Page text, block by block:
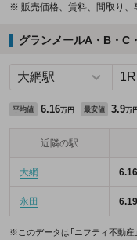
※ 販売価格、賃料、間取り、
グランメールA・B・C
平均値 6.16万円 最安値 3.9万
近隣の駅
大網
永田
※このデータは「ニフティ不動産